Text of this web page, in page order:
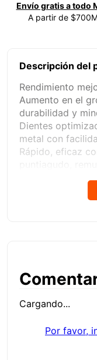
Envío gratis a todo
A partir de
Descripción del
Rendimiento
Aumento en el
durabilidad y
Dientes
metal con
Rápido, eficaz
Fácil de
Cuenta con una
Cargando...
Por favor,